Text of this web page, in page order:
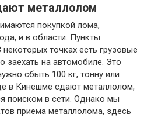
металлолом
покупкой лома,
и в области. Пункты
точках есть грузовые
заехать на автомобиле. Это
сбыть 100 кг, тонну или
в Кинешме сдают металлолом,
поиском в сети. Однако мы
приема металлолома, здесь